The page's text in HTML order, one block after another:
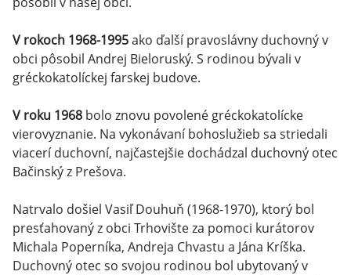
V rokoch 1968-1995ako ďalší pravoslávny duchovný v
obci pôsobil Andrej Bieloruský. S rodinou bývali v
gréckokatolíckej farskej budove.
V roku 1968 bolo znovu povolené gréckokatolícke
vierovyznanie. Na vykonávaní bohoslužieb sa striedali
viacerí duchovní, najčastejšie dochádzal duchovný otec
Bačinský z Prešova.
Natrvalo došiel Vasiľ Douhuň (1968-1970), ktorý bol
presťahovaný z obci Trhovište za pomoci kurátorov
Michala Poperníka, Andreja Chvastu a Jána Kríška.
Duchovný otec so svojou rodinou bol ubytovaný v